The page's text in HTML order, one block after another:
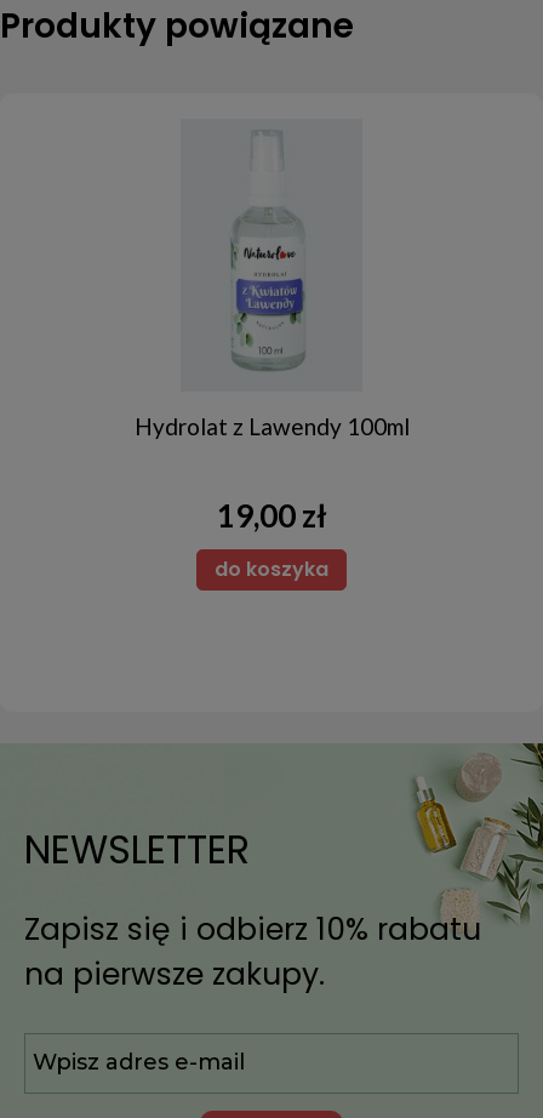
Produkty powiązane
Hydrolat z Lawendy 100ml
19,00 zł
do koszyka
NEWSLETTER
Zapisz się i odbierz 10% rabatu
na pierwsze zakupy.